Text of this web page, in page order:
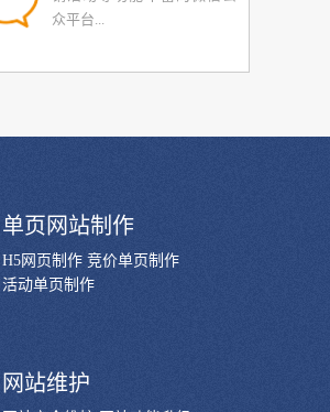
众平台...
单页网站制作
H5网页制作 竞价单页制作
活动单页制作
网站维护